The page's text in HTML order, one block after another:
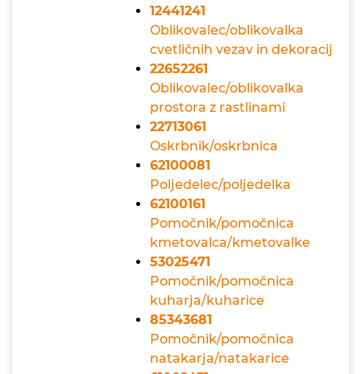
12441241
Oblikovalec/oblikovalka
cvetličnih vezav in dekoracij
22652261
Oblikovalec/oblikovalka
prostora z rastlinami
22713061
Oskrbnik/oskrbnica
62100081
Poljedelec/poljedelka
62100161
Pomočnik/pomočnica
kmetovalca/kmetovalke
53025471
Pomočnik/pomočnica
kuharja/kuharice
85343681
Pomočnik/pomočnica
natakarja/natakarice